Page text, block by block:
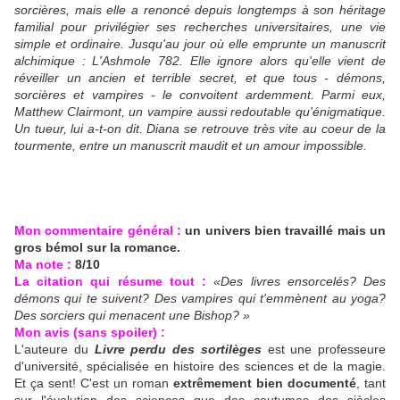
sorcières, mais elle a renoncé depuis longtemps à son héritage
familial pour privilégier ses recherches universitaires, une vie
simple et ordinaire. Jusqu'au jour où elle emprunte un manuscrit
alchimique : L'Ashmole 782. Elle ignore alors qu'elle vient de
réveiller un ancien et terrible secret, et que tous - démons,
sorcières et vampires - le convoitent ardemment. Parmi eux,
Matthew Clairmont, un vampire aussi redoutable qu'énigmatique.
Un tueur, lui a-t-on dit. Diana se retrouve très vite au coeur de la
tourmente, entre un manuscrit maudit et un amour impossible.
Mon commentaire général : un univers bien travaillé mais un
gros bémol sur la romance.
Ma note : 8/10
La citation qui résume tout : «Des livres ensorcelés? Des
démons qui te suivent? Des vampires qui t'emmènent au yoga?
Des sorciers qui menacent une Bishop? »
Mon avis (sans spoiler) :
L'auteure du Livre perdu des sortilègesest une professeure
d'université, spécialisée en histoire des sciences et de la magie.
Et ça sent! C'est un roman extrêmement bien documenté , tant